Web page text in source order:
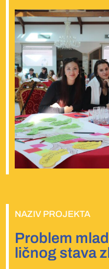
NAZIV PROJEKTA
Problem
ličnog stava